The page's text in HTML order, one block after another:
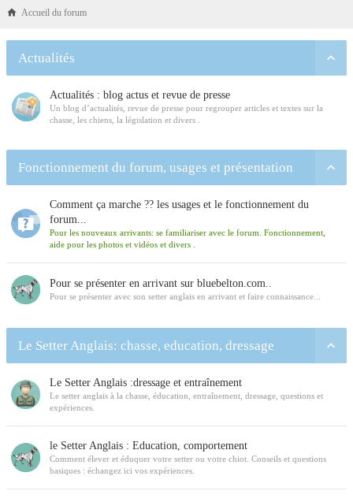
Accueil du forum
Actualités
Actualités : blog actus et revue de presse
Un blog d’actualités, revue de presse pour regrouper articles et textes sur la
chasse, les chiens, la législation et divers .
Fonctionnement du forum, usages et présentation
Comment ça marche ?? les usages et le fonctionnement du
forum...
Pour les nouveaux arrivants: se familiariser avec le forum. Fonctionnement,
aide pour les photos et vidéos et divers .
Pour se présenter en arrivant sur bluebelton.com..
Pour se présenter avec son setter anglais en arrivant et faire connaissance...
Le Setter Anglais: chasse, education, dressage
Le Setter Anglais :dressage et entraînement
Le setter anglais à la chasse, éducation, entraînement, dressage, questions et
expériences.
le Setter Anglais : Education, comportement
Comment élever et éduquer votre setter ou votre chiot. Conseils et questions
basiques : échangez ici vos expériences.